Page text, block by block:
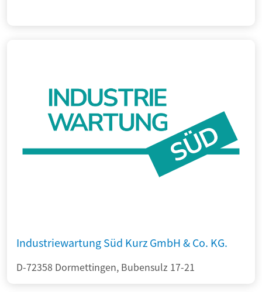
Industriewartung Süd Kurz GmbH & Co. KG.
D-72358 Dormettingen, Bubensulz 17-21